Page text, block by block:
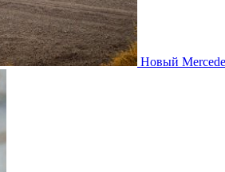
Новый